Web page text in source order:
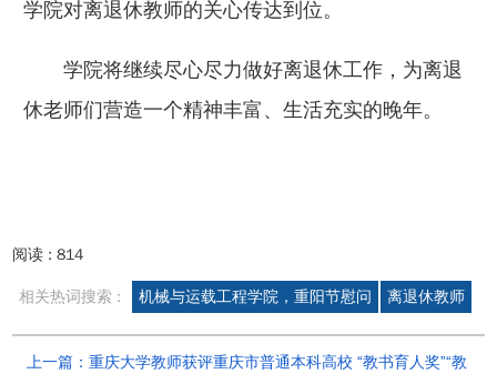
学院对离退休教师的关心传达到位。
学院将继续尽心尽力做好离退休工作，为离退
休老师们营造一个精神丰富、生活充实的晚年。
阅读 :814
相关热词搜索 : 机械与运载工程学院，重阳节慰问 离退休教师
上一篇：重庆大学教师获评重庆市普通本科高校 “教书育人奖”“教